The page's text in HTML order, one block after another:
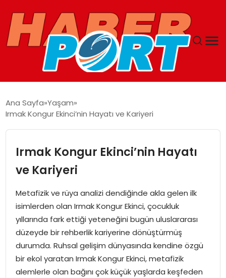
YAŞAM
SAĞLIK
MAGAZIN
Ana Sayfa Yaşam
Irmak Kongur Ekinci’nin Hayatı ve Kariyeri
Irmak Kongur Ekinci’nin Hayatı
ve Kariyeri
Metafizik ve rüya analizi dendiğinde akla gelen ilk
isimlerden olan Irmak Kongur Ekinci, çocukluk
yıllarında fark ettiği yeteneğini bugün uluslararası
düzeyde bir rehberlik kariyerine dönüştürmüş
durumda. Ruhsal gelişim dünyasında kendine özgü
bir ekol yaratan Irmak Kongur Ekinci, metafizik
alemlerle olan bağını çok küçük yaşlarda keşfeden